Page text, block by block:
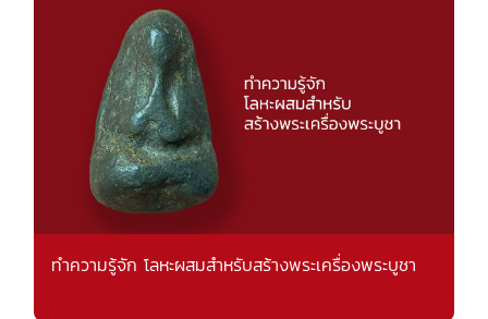
ทำความรู้จัก โลหะผสมสำหรับสร้างพระเครื่องพระบูชา